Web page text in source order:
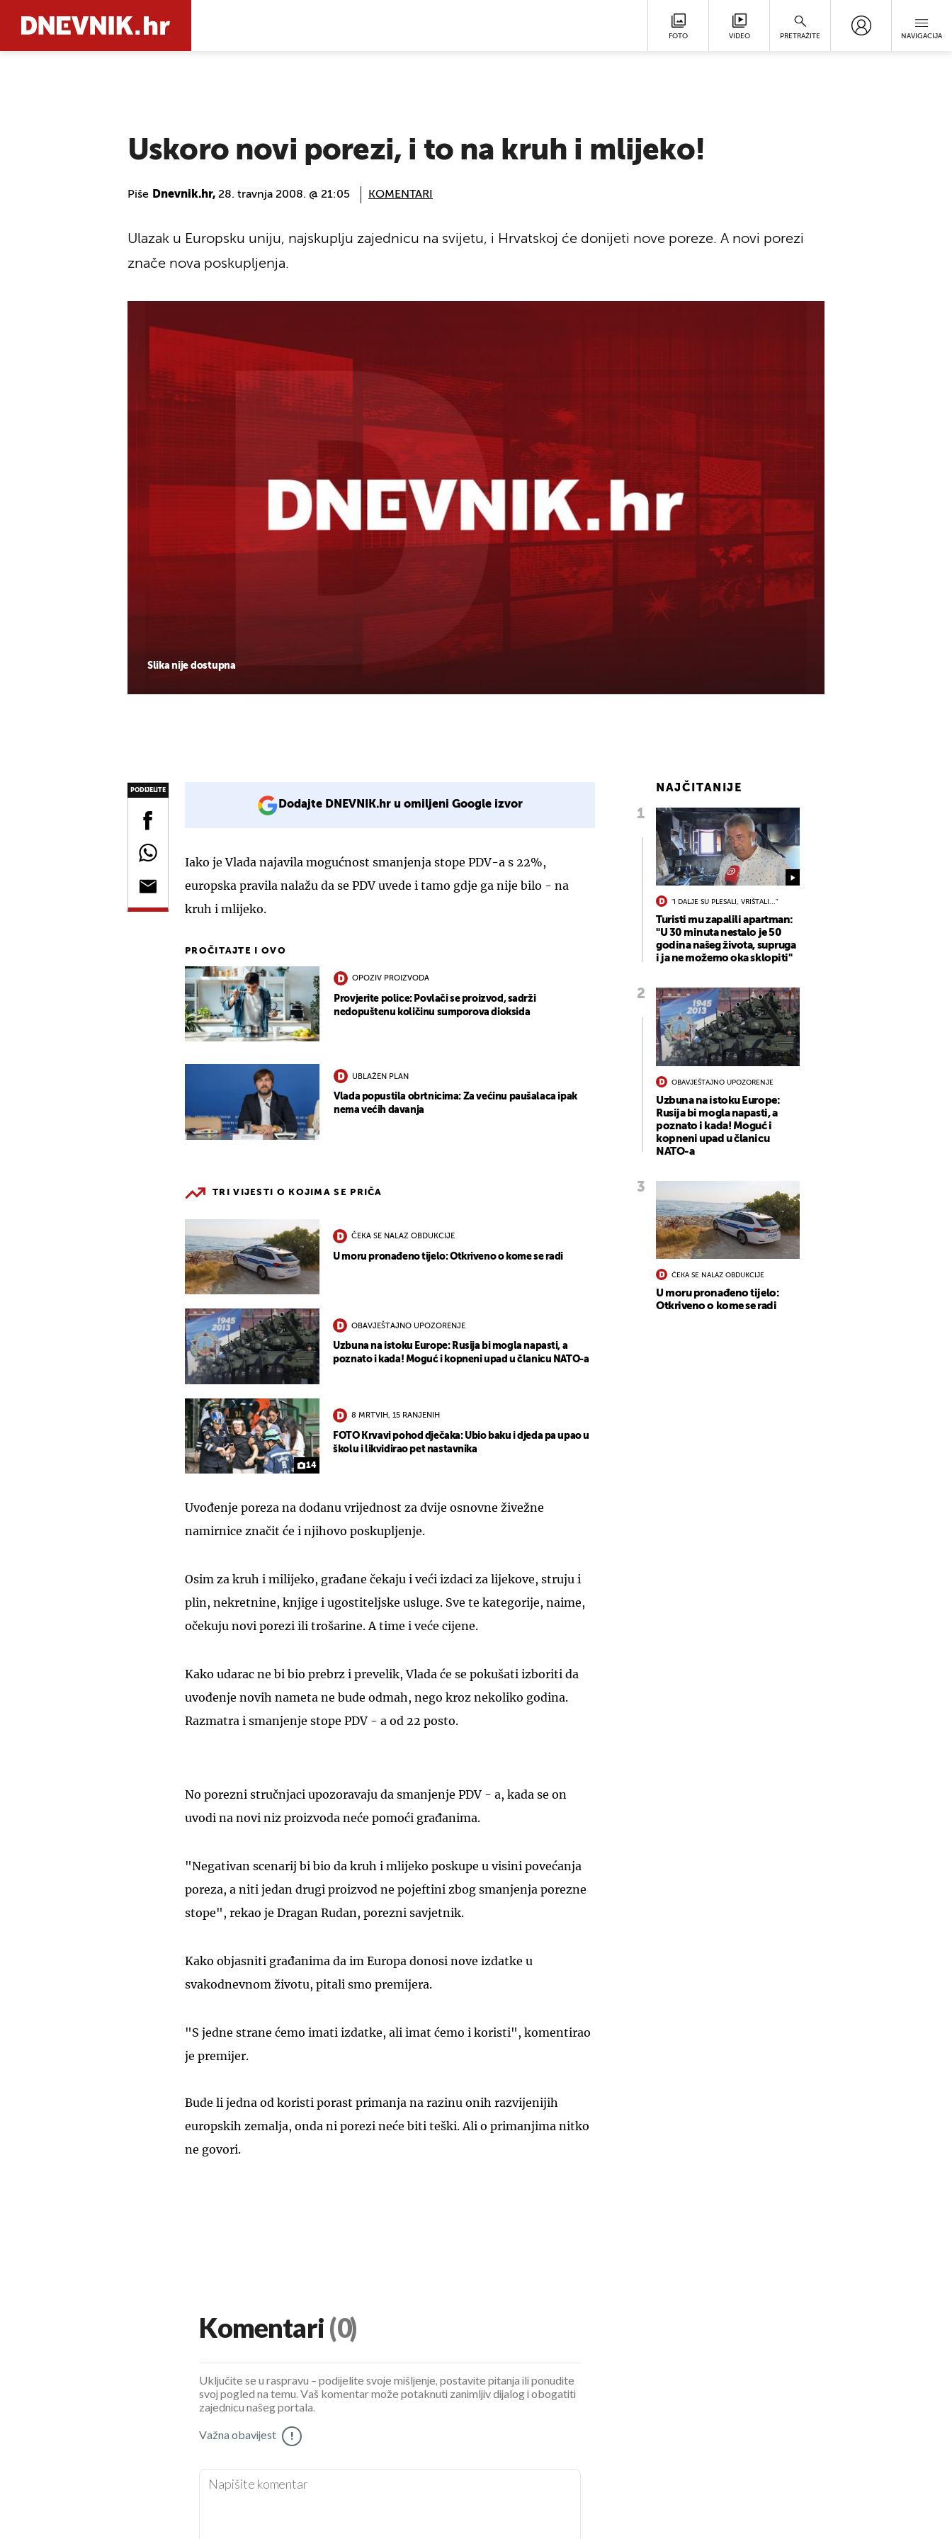
FOTO VIDEO PRETRAŽITE NAVIGACIJA
Uskoro novi porezi, i to na kruh i mlijeko!
Piše Dnevnik.hr, 28. travnja 2008. @ 21:05 KOMENTARI
Slika nije dostupna
Ulazak u Europsku uniju, najskuplju zajednicu na svijetu, i Hrvatskoj će donijeti nove poreze. A novi porezi
znače nova poskupljenja.
PODIJELITE
Dodajte DNEVNIK.hr u omiljeni Google izvor
Iako je Vlada najavila mogućnost smanjenja stope PDV-a s 22%,
europska pravila nalažu da se PDV uvede i tamo gdje ga nije bilo - na
kruh i mlijeko.
PROČITAJTE I OVO
OPOZIV PROIZVODA
Provjerite police: Povlači se proizvod, sadrži
nedopuštenu količinu sumporova dioksida
UBLAŽEN PLAN
Vlada popustila obrtnicima: Za većinu paušalaca ipak
nema većih davanja
TRI VIJESTI O KOJIMA SE PRIČA
ČEKA SE NALAZ OBDUKCIJE
U moru pronađeno tijelo: Otkriveno o kome se radi
OBAVJEŠTAJNO UPOZORENJE
Uzbuna na istoku Europe: Rusija bi mogla napasti, a
poznato i kada! Moguć i kopneni upad u članicu NATO-a
14
8 MRTVIH, 15 RANJENIH
FOTO Krvavi pohod dječaka: Ubio baku i djeda pa upao u
školu i likvidirao pet nastavnika
Uvođenje poreza na dodanu vrijednost za dvije osnovne živežne
namirnice značit će i njihovo poskupljenje.
Osim za kruh i milijeko, građane čekaju i veći izdaci za lijekove, struju i
plin, nekretnine, knjige i ugostiteljske usluge. Sve te kategorije, naime,
očekuju novi porezi ili trošarine. A time i veće cijene.
Kako udarac ne bi bio prebrz i prevelik, Vlada će se pokušati izboriti da
uvođenje novih nameta ne bude odmah, nego kroz nekoliko godina.
Razmatra i smanjenje stope PDV - a od 22 posto.
No porezni stručnjaci upozoravaju da smanjenje PDV - a, kada se on
uvodi na novi niz proizvoda neće pomoći građanima.
"Negativan scenarij bi bio da kruh i mlijeko poskupe u visini povećanja
poreza, a niti jedan drugi proizvod ne pojeftini zbog smanjenja porezne
stope", rekao je Dragan Rudan, porezni savjetnik.
Kako objasniti građanima da im Europa donosi nove izdatke u
svakodnevnom životu, pitali smo premijera.
"S jedne strane ćemo imati izdatke, ali imat ćemo i koristi", komentirao
je premijer.
Bude li jedna od koristi porast primanja na razinu onih razvijenijih
europskih zemalja, onda ni porezi neće biti teški. Ali o primanjima nitko
ne govori.
NAJČITANIJE
"I DALJE SU PLESALI, VRIŠTALI..."
Turisti mu zapalili apartman:
"U 30 minuta nestalo je 50
godina našeg života, supruga
i ja ne možemo oka sklopiti"
OBAVJEŠTAJNO UPOZORENJE
Uzbuna na istoku Europe:
Rusija bi mogla napasti, a
poznato i kada! Moguć i
kopneni upad u članicu
NATO-a
ČEKA SE NALAZ OBDUKCIJE
U moru pronađeno tijelo:
Otkriveno o kome se radi
Komentari (0)
Uključite se u raspravu – podijelite svoje mišljenje, postavite pitanja ili ponudite
svoj pogled na temu. Vaš komentar može potaknuti zanimljiv dijalog i obogatiti
zajednicu našeg portala.
Važna obavijest !
UKLJUČITE NOTIFIKACIJE